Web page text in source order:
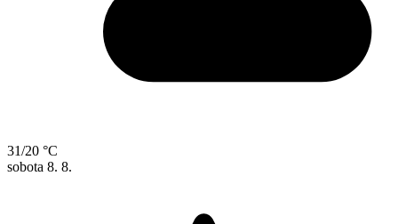
31/20 °C
sobota 8. 8.